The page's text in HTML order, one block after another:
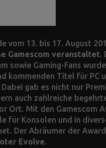
vom 13. bis 17. August
Gamescom veranstaltet.
sowie Gaming-Fans
kommenden Titel für PC
gab es nicht nur
auch zahlreiche
Ort. Mit den Gamescom
für Konsolen und in
Der Abräumer der
Evolve.